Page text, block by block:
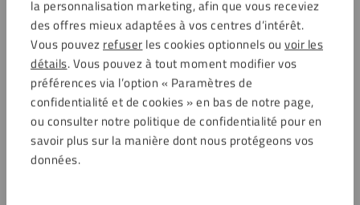
la personnalisation marketing, afin que vous receviez
des offres mieux adaptées à vos centres d’intérêt.
Vous pouvez refuser les cookies optionnels ou voir les
détails. Vous pouvez à tout moment modifier vos
préférences via l’option « Paramètres de
confidentialité et de cookies » en bas de notre page,
ou consulter notre politique de confidentialité pour en
savoir plus sur la manière dont nous protégeons vos
données.